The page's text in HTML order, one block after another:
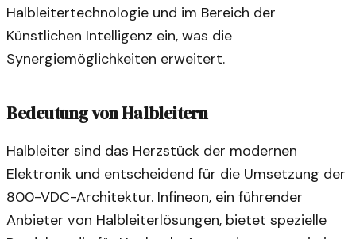
Halbleitertechnologie und im Bereich der
Künstlichen Intelligenz ein, was die
Synergiemöglichkeiten erweitert.
Bedeutung von Halbleitern
Halbleiter sind das Herzstück der modernen
Elektronik und entscheidend für die Umsetzung der
800-VDC-Architektur. Infineon, ein führender
Anbieter von Halbleiterlösungen, bietet spezielle